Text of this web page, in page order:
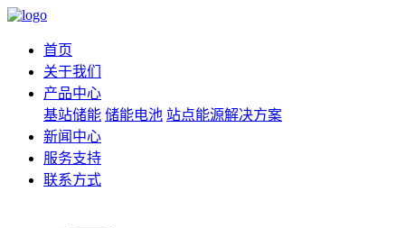
首页
关于我们
产品中心
基站储能 储能电池 站点能源解决方案
新闻中心
服务支持
联系方式